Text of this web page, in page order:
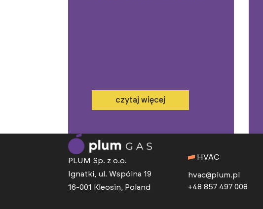
czytaj więcej
PLUM Sp. z o.o.
Ignatki, ul. Wspólna 19
16-001 Kleosin, Poland
HVAC
hvac@plum.pl
+48 857 497 008